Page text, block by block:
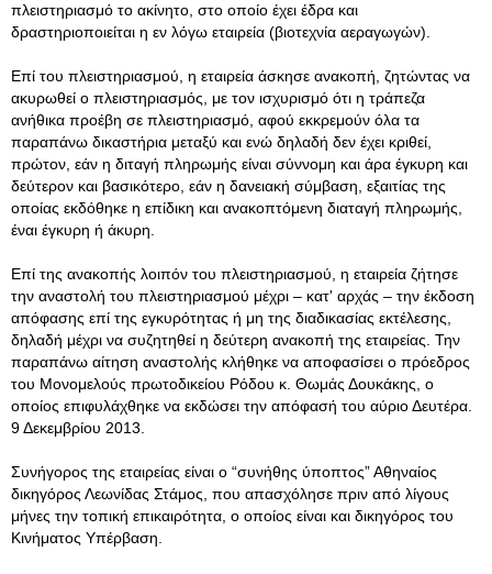
πλειστηριασμό το ακίνητο, στο οποίο έχει έδρα και
δραστηριοποιείται η εν λόγω εταιρεία (βιοτεχνία αεραγωγών).
Επί του πλειστηριασμού, η εταιρεία άσκησε ανακοπή, ζητώντας να
ακυρωθεί ο πλειστηριασμός, με τον ισχυρισμό ότι η τράπεζα
ανήθικα προέβη σε πλειστηριασμό, αφού εκκρεμούν όλα τα
παραπάνω δικαστήρια μεταξύ και ενώ δηλαδή δεν έχει κριθεί,
πρώτον, εάν η διταγή πληρωμής είναι σύννομη και άρα έγκυρη και
δεύτερον και βασικότερο, εάν η δανειακή σύμβαση, εξαιτίας της
οποίας εκδόθηκε η επίδικη και ανακοπτόμενη διαταγή πληρωμής,
έναι έγκυρη ή άκυρη.
Επί της ανακοπής λοιπόν του πλειστηριασμού, η εταιρεία ζήτησε
την αναστολή του πλειστηριασμού μέχρι – κατ' αρχάς – την έκδοση
απόφασης επί της εγκυρότητας ή μη της διαδικασίας εκτέλεσης,
δηλαδή μέχρι να συζητηθεί η δεύτερη ανακοπή της εταιρείας. Την
παραπάνω αίτηση αναστολής κλήθηκε να αποφασίσει ο πρόεδρος
του Μονομελούς πρωτοδικείου Ρόδου κ. Θωμάς Δουκάκης, ο
οποίος επιφυλάχθηκε να εκδώσει την απόφασή του αύριο Δευτέρα.
9 Δεκεμβρίου 2013.
Συνήγορος της εταιρείας είναι ο “συνήθης ύποπτος” Αθηναίος
δικηγόρος Λεωνίδας Στάμος, που απασχόλησε πριν από λίγους
μήνες την τοπική επικαιρότητα, ο οποίος είναι και δικηγόρος του
Κινήματος Υπέρβαση.